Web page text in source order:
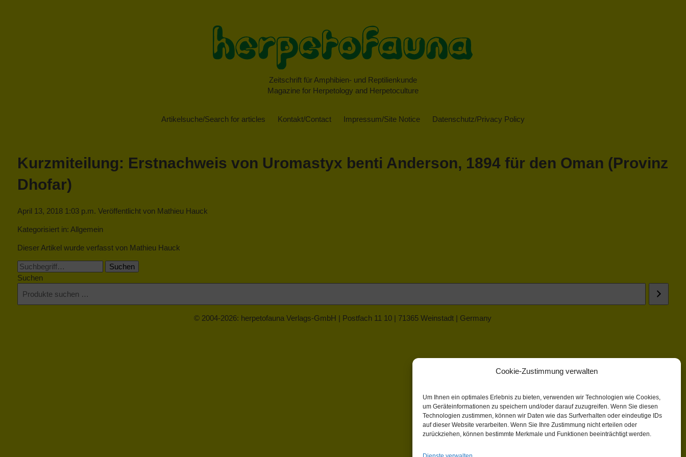
Cookie-Zustimmung verwalten
Um Ihnen ein optimales Erlebnis zu bieten, verwenden wir Technologien wie Cookies,
um Geräteinformationen zu speichern und/oder darauf zuzugreifen. Wenn Sie diesen
Technologien zustimmen, können wir Daten wie das Surfverhalten oder eindeutige IDs
auf dieser Website verarbeiten. Wenn Sie Ihre Zustimmung nicht erteilen oder
zurückziehen, können bestimmte Merkmale und Funktionen beeinträchtigt werden.
Zeitschrift für Amphibien- und Reptilienkunde
Magazine for Herpetology and Herpetoculture
Artikelsuche/Search for articles Kontakt/Contact Impressum/Site Notice Datenschutz/Privacy Policy
Kurzmiteilung: Erstnachweis von Uromastyx benti Anderson, 1894 für den Oman (Provinz
Dhofar)
April 13, 2018 1:03 p.m. Veröffentlicht von Mathieu Hauck
Kategorisiert in: Allgemein
Dieser Artikel wurde verfasst von Mathieu Hauck
Suchen
Suchen
© 2004-2026: herpetofauna Verlags-GmbH | Postfach 11 10 | 71365 Weinstadt | Germany